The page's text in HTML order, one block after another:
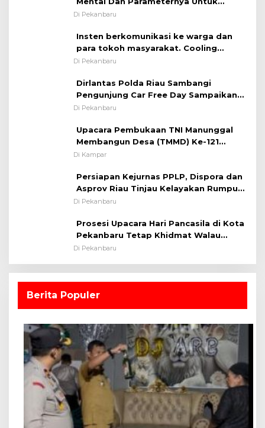
Melaksanakan ✈
Di Pekanbaru
Insten berkomunikasi ke warga dan
para tokoh masyarakat. Cooling
System OMP LK ²024 Polsek Rumbai,
Pentingnya Memelihara dan Menjaga
Situasi Kondusif
Di Pekanbaru
Dirlantas Polda Riau Sambangi
Pengunjung Car Free Day Sampaikan
Pesan Edukasi Kamtibmas &
Di Pekanbaru
Upacara Pembukaan TNI Manunggal
Membangun Desa (TMMD) Ke-121
Kodim 0313/KPR Tahun 2024) ?
Di Kampar
Persiapan Kejurnas PPLP, Dispora dan
Asprov Riau Tinjau Kelayakan Rumput
Lapangan Sepakbola
Di Pekanbaru
Prosesi Upacara Hari Pancasila di Kota
Pekanbaru Tetap Khidmat Walau
Dalam Ruangan
Di Pekanbaru
Berita Populer